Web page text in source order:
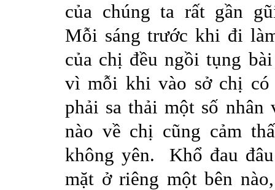
của chúng ta rất gần
Mỗi sáng trước khi đi
của chị đều ngồi tụng bài
vì mỗi khi vào sở chị có
phải sa thải một số nhân
nào về chị cũng cảm
không yên. Khổ đau đâu
mặt ởriêng một bên nào